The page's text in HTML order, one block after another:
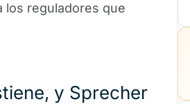
los reguladores que
y Sprecher